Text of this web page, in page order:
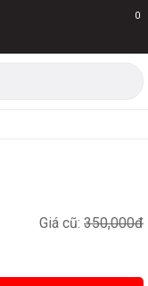
0
Giá cũ: 350,000đ